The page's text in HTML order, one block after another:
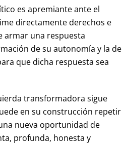
es apremiante ante el
directamente derechos e
armar una respuesta
de su autonomía y la de
que dicha respuesta sea
transformadora sigue
en su construcción repetir
nueva oportunidad de
profunda, honesta y